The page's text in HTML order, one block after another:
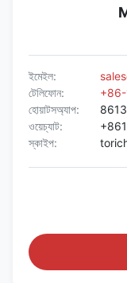
ইমেইল:
টেলিফোন:
হোয়াটসঅ্যাপ:
ওয়েচ্যাট:
স্কাইপ: